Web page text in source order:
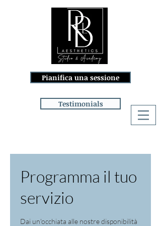
Pianifica una sessione
Testimonials
Programma il tuo
servizio
Dai un'occhiata alle nostre disponibilità